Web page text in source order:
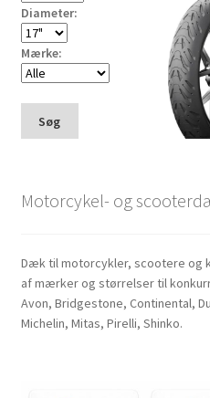
Diameter:
Mærke:
Søg
Motorcykel- og
Dæk til motorcykler, scootere og
af mærker og størrelser til
Avon, Bridgestone, Continental,
Michelin, Mitas, Pirelli, Shinko.